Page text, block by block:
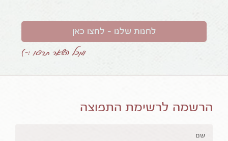
לחנות שלנו – לחצו כאן
ומכל השאר תרפו :-)
הרשמה לרשימת התפוצה